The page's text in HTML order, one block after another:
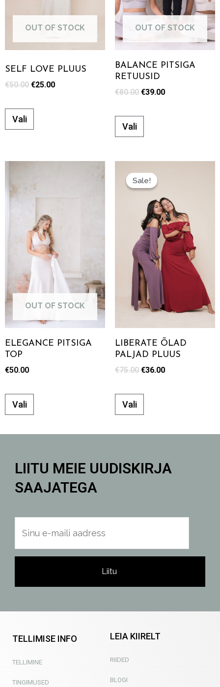
OUT OF STOCK
SELF LOVE PLUUS
€50.00 €25.00
Vali
OUT OF STOCK
BALANCE PITSIGA
RETUUSID
€80.00 €39.00
Vali
OUT OF STOCK
ELEGANCE PITSIGA
TOP
€50.00
Vali
Sale!
Sale!
LIBERATE ÕLAD
PALJAD PLUUS
€75.00 €36.00
Vali
LIITU MEIE UUDISKIRJA
SAAJATEGA
TELLIMISE INFO
TELLIMINE
TINGIMUSED
LEIA KIIRELT
RIIDED
BLOGI